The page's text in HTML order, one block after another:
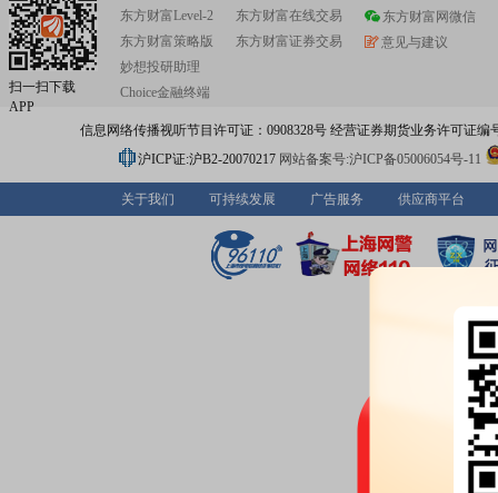
扫一扫下载
APP
东方财富Level-2
东方财富策略版
妙想投研助理
Choice金融终端
东方财富在线交易
东方财富证券交易
东方财富网微信
意见与建议
信息网络传播视听节目许可证：0908328号 经营证券期货业务许可证编
沪ICP证:沪B2-20070217 网站备案号:沪ICP备05006054号-11
关于我们 可持续发展 广告服务 供应商平台